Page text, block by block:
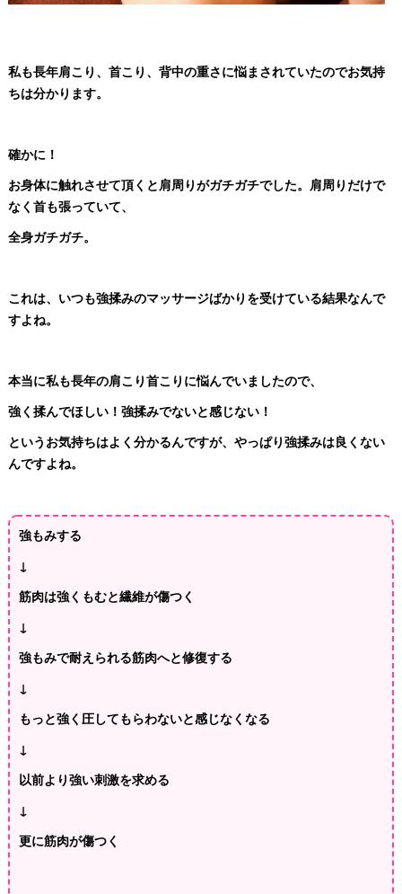
私も長年肩こり、首こり、背中の重さに悩まされていたのでお気持
ちは分かります。
確かに！
お身体に触れさせて頂くと肩周りがガチガチでした。肩周りだけで
なく首も張っていて、
全身ガチガチ。
これは、いつも強揉みのマッサージばかりを受けている結果なんで
すよね。
本当に私も長年の肩こり首こりに悩んでいましたので、
強く揉んでほしい！強揉みでないと感じない！
というお気持ちはよく分かるんですが、やっぱり強揉みは良くない
んですよね。
強もみする
↓
筋肉は強くもむと繊維が傷つく
↓
強もみで耐えられる筋肉へと修復する
↓
もっと強く圧してもらわないと感じなくなる
↓
以前より強い刺激を求める
↓
更に筋肉が傷つく